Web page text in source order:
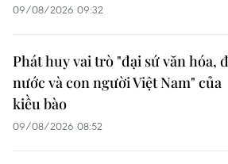
09/08/2026 09:32
Phát huy vai trò "đại sứ văn hóa,
nước và con người Việt Nam" của
kiều bào
09/08/2026 08:52